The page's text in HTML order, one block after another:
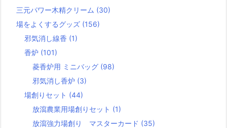
三元パワー木精クリーム (30)
場をよくするグッズ (156)
邪気消し線香 (1)
香炉 (101)
菱香炉用 ミニバッグ (98)
邪気消し香炉 (3)
場創りセット (44)
放瀉農業用場創りセット (1)
放瀉強力場創り マスターカード (35)